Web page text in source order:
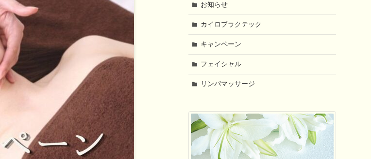
お知らせ
カイロプラクテック
キャンペーン
フェイシャル
リンパマッサージ